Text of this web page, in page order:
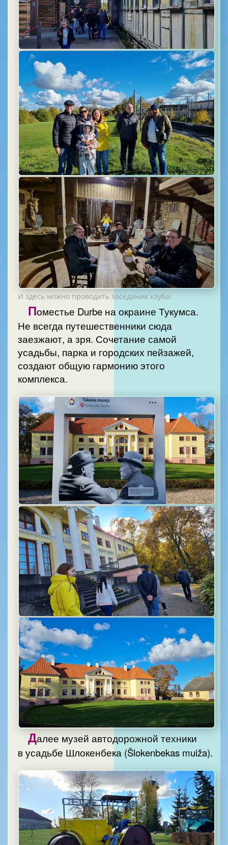
И здесь можно проводить заседания клуба!
Поместье Durbe на окраине Тукумса.
Не всегда путешественники сюда
заезжают, а зря. Сочетание самой
усадьбы, парка и городских пейзажей,
создают общую гармонию этого
комплекса.
Далее музей автодорожной техники
в усадьбе Шлокенбека (Šlokenbekas muiža).